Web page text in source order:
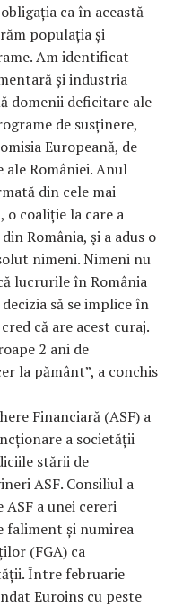
ca în această
populaţia şi
Am identificat
şi industria
domenii deficitare ale
de susţinere,
Europeană, de
României. Anul
din cele mai
coaliţie la care a
România, şi a adus o
nimeni. Nimeni nu
lucrurile în România
să se implice în
că are acest curaj.
2 ani de
la pământ”, a conchis
Financiară (ASF) a
a societăţii
stării de
ASF. Consiliul a
a unei cereri
faliment şi numirea
(FGA) ca
Între februarie
Euroins cu peste